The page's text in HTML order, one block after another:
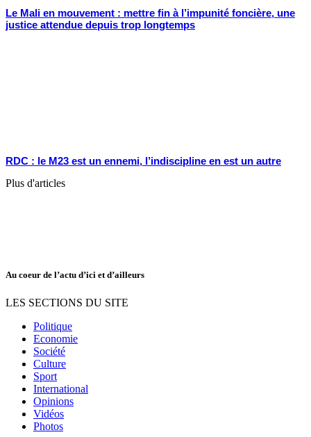
Le Mali en mouvement : mettre fin à l’impunité foncière, une
justice attendue depuis trop longtemps
RDC : le M23 est un ennemi, l’indiscipline en est un autre
Plus d'articles
Au coeur de l’actu d’ici et d’ailleurs
LES SECTIONS DU SITE
Politique
Economie
Société
Culture
Sport
International
Opinions
Vidéos
Photos